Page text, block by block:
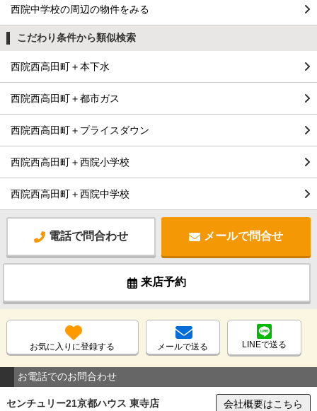
西院中学校の周辺の物件をみる
こだわり条件から類似検索
西院西高田町＋本下水
西院西高田町＋都市ガス
西院西高田町＋プライスダウン
西院西高田町＋西院小学校
西院西高田町＋西院中学校
電話で問合わせ メールで問合せ
来店予約
お気に入りに登録する メールで送る LINEで送る
お電話でのお問合わせ
センチュリー21京都ハウス 東寺店 会社概要はこちら